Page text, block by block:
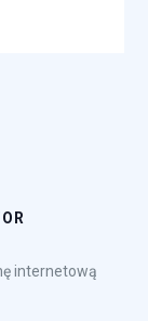
internetową